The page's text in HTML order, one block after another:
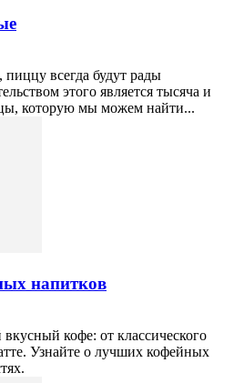
всегда будут рады
этого является тысяча и
которую мы можем найти...
напитков
кофе: от классического
Узнайте о лучших кофейных